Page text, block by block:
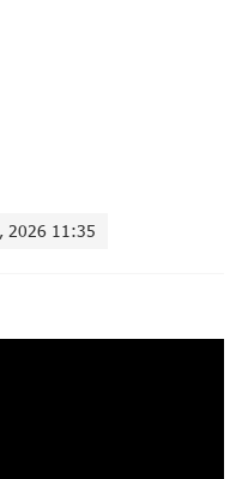
2026 11:35